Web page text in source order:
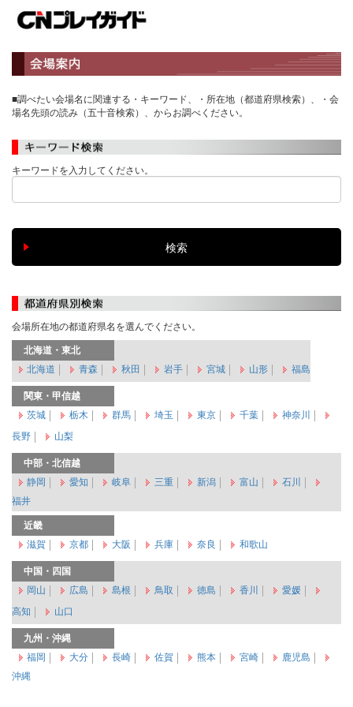
■調べたい会場名に関連する・キーワード、・所在地（都道府県検索）、・会
場名先頭の読み（五十音検索）、からお調べください。
キーワードを入力してください。
会場所在地の都道府県名を選んでください。
北海道・東北
北海道
青森 秋田 岩手 宮城 山形 福島
関東・甲信越
茨城
栃木 群馬 埼玉 東京 千葉
神奈川
長野
山梨
中部・北信越
静岡
愛知 岐阜 三重 新潟 富山
石川
福井
近畿
滋賀
京都 大阪 兵庫 奈良 和歌山
中国・四国
岡山
広島 島根 鳥取 徳島 香川
愛媛
高知
山口
九州・沖縄
福岡
大分 長崎 佐賀 熊本 宮崎
鹿児島
沖縄